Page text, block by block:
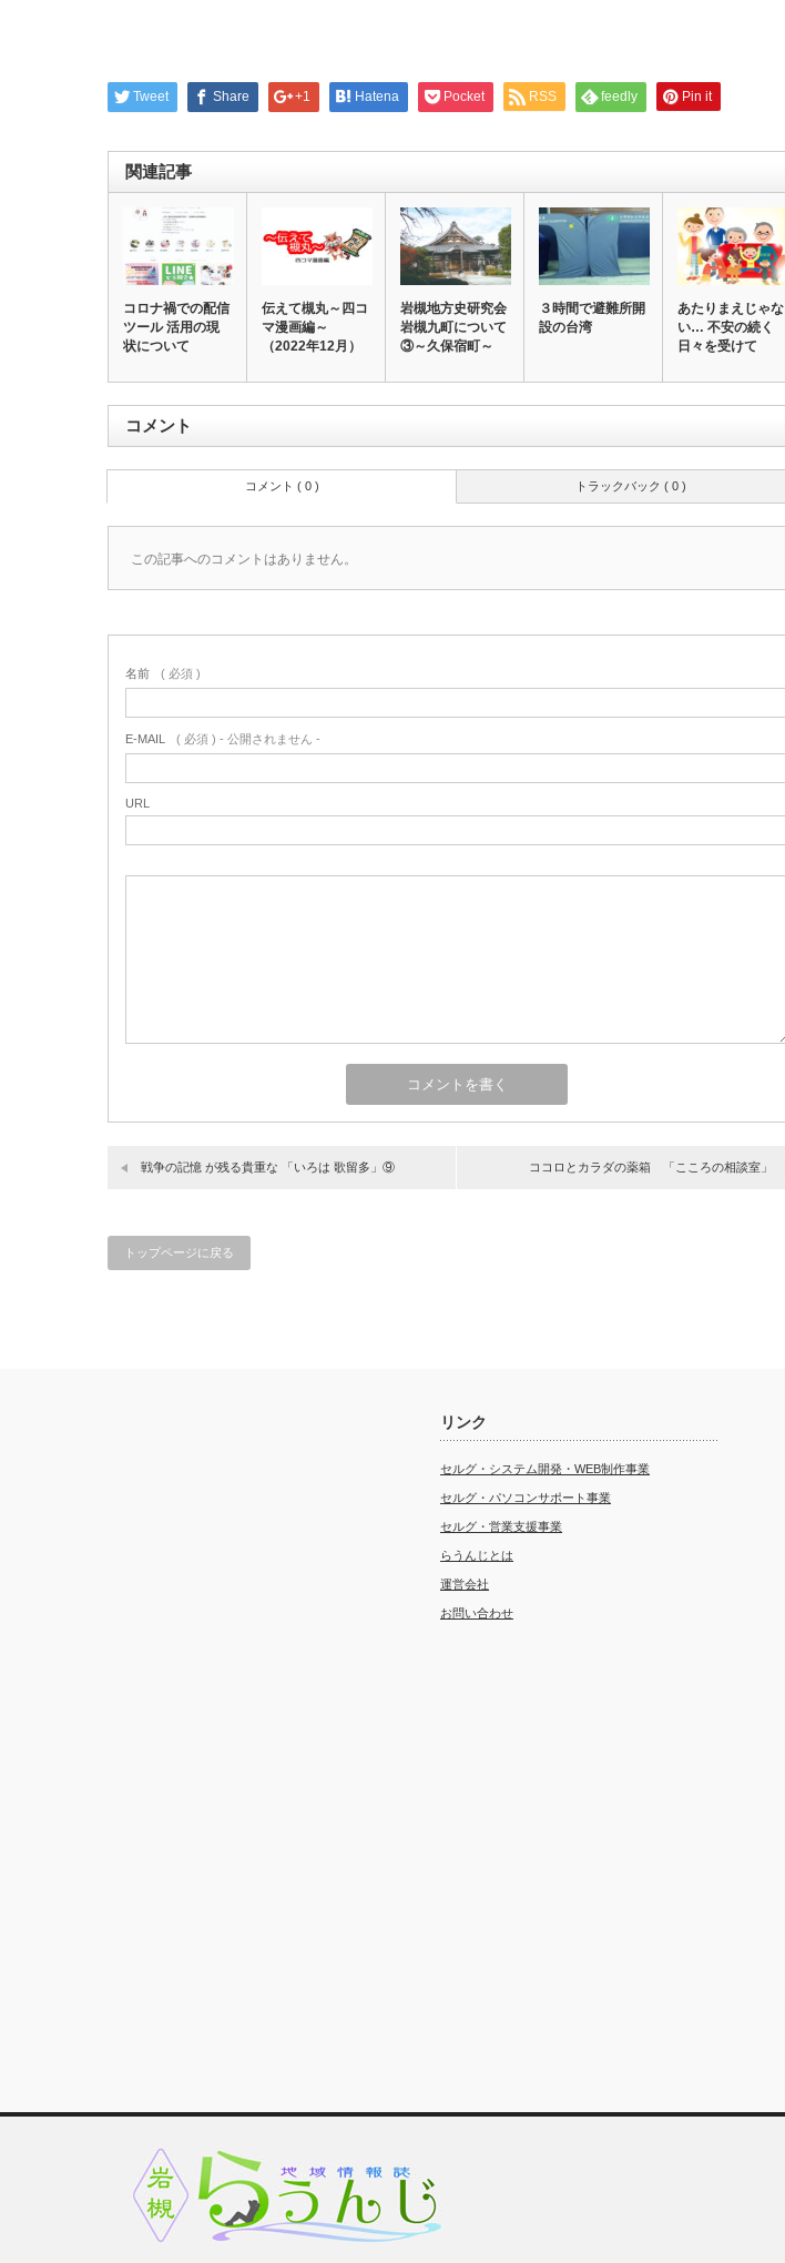
Tweet Share +1 Hatena Pocket RSS feedly Pin it
関連記事
コロナ禍での配信
ツール 活用の現
状について
伝えて槻丸～四コ
マ漫画編～
（2022年12月）
岩槻地方史研究会
岩槻九町について
③～久保宿町～
３時間で避難所開
設の台湾
あたりまえじゃな
い… 不安の続く
日々を受けて
コメント
トラックバック ( 0 )
コメント ( 0 )
この記事へのコメントはありません。
名前 ( 必須 )
E-MAIL ( 必須 ) - 公開されません -
URL
戦争の記憶 が残る貴重な 「いろは 歌留多」⑨ ココロとカラダの薬箱 「こころの相談室」
トップページに戻る
リンク
セルグ・システム開発・WEB制作事業
セルグ・パソコンサポート事業
セルグ・営業支援事業
らうんじとは
運営会社
お問い合わせ